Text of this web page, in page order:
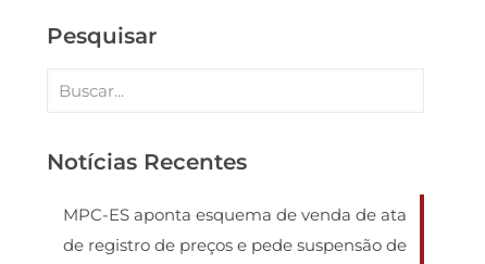
Pesquisar
Notícias Recentes
MPC-ES aponta esquema de venda de ata
de registro de preços e pede suspensão de